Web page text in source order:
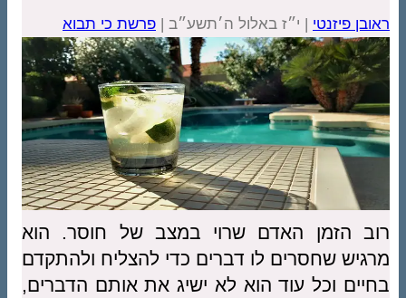
ראובן פיזנטי | י״ז באלול ה׳תשע״ב | פרשת כי תבוא
רוב הזמן האדם שרוי במצב של חוסר. הוא
מרגיש שחסרים לו דברים כדי להצליח ולהתקדם
בחיים וכל עוד הוא לא ישיג את אותם הדברים,